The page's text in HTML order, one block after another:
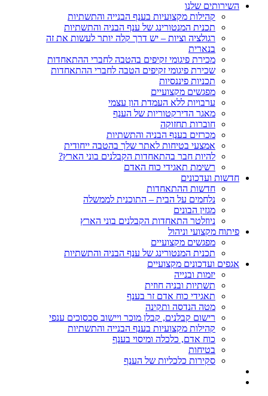
השירותים שלנו
קהילות מקצועיות בענף הבנייה והתשתיות
תכנית המנטורינג של ענף הבניה והתשתיות
רגולציה וציות – יש דרך קלה יותר לעשות את זה
בנארית
מכירת פיגומי זקיפים בהטבה לחברי ההתאחדות
שכירת פיגומי זקיפים הטבה לחברי ההתאחדות
תכניות פיננסיות
מפגשים מקצועיים
ערבויות ללא העמדת הון עצמי
מאגר הדירקטוריות של הענף
חוברות תחזוקה
מכרזים בענף הבניה והתשתיות
אמצעי בטיחות לאתר שלך בהטבה ייחודית
להיות חבר בהתאחדות הקבלנים בוני הארץ?
רשימת תאגידי כוח האדם
חדשות ועדכונים
חדשות ההתאחדות
נלחמים על הבית – התוכנית לממשלה
מגזין הבונים
ניוזלטר התאחדות הקבלנים בוני הארץ
פיתוח מקצועי וניהול
מפגשים מקצועיים
תכנית המנטורינג של ענף הבניה והתשתיות
אגפים ועדכונים מקצועיים
יזמות ובנייה
תשתיות ובניה חוזית
תאגידי כוח אדם זר בענף
מטה הנדסה ותקינה
רישום קבלנים, קבלן מוכר ויישוב סכסוכים ענפי
קהילות מקצועיות בענף הבנייה והתשתיות
כוח אדם, כלכלה ומיסוי בענף
בטיחות
סקירות כלכליות של הענף